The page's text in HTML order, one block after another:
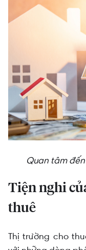
Quan tâm
Tiện nghi
thuê
Thị trường cho